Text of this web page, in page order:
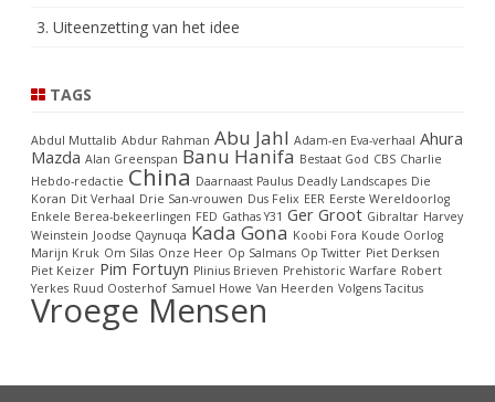
3. Uiteenzetting van het idee
TAGS
Abdul Muttalib Abdur Rahman Abu Jahl Adam-en Eva-verhaal Ahura
Mazda Alan Greenspan Banu Hanifa Bestaat God CBS Charlie
Hebdo-redactie China Daarnaast Paulus Deadly Landscapes Die
Koran Dit Verhaal Drie San-vrouwen Dus Felix EER Eerste Wereldoorlog
Enkele Berea-bekeerlingen FED Gathas Y31 Ger Groot Gibraltar Harvey
Weinstein Joodse Qaynuqa Kada Gona Koobi Fora Koude Oorlog
Marijn Kruk Om Silas Onze Heer Op Salmans Op Twitter Piet Derksen
Piet Keizer Pim Fortuyn Plinius Brieven Prehistoric Warfare Robert
Yerkes Ruud Oosterhof Samuel Howe Van Heerden Volgens Tacitus
Vroege Mensen